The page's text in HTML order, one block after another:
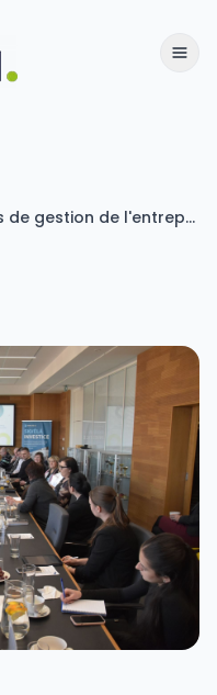
ESG-G : Gouvernance – facteurs de gestion de l'entreprise du point de vue de la durabilité sociétale